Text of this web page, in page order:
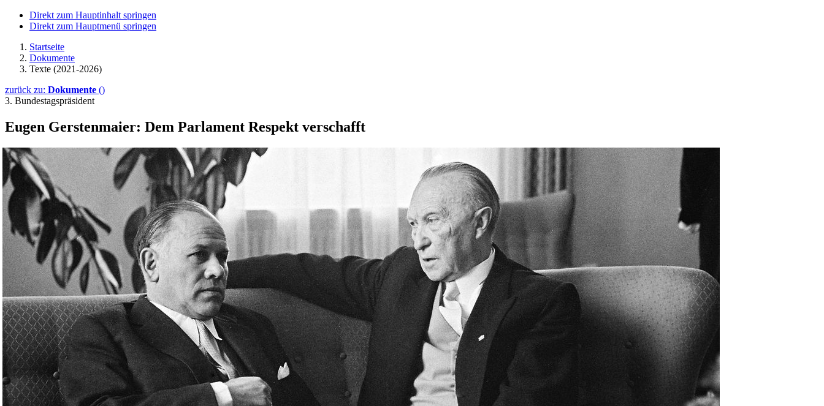
Direkt zum Hauptinhalt springen
Direkt zum Hauptmenü springen
Startseite
Dokumente
Texte (2021-2026)
zurück zu: Dokumente ()
3. Bundestagspräsident
Eugen Gerstenmaier: Dem Parlament Respekt verschafft